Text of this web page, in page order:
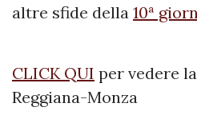
altre sfide della 10ª
CLICK QUI per vedere
Reggiana-Monza